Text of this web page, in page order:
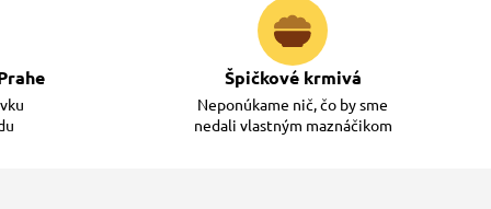
Špičkové krmivá
Neponúkame nič, čo by sme
nedali vlastným maznáčikom